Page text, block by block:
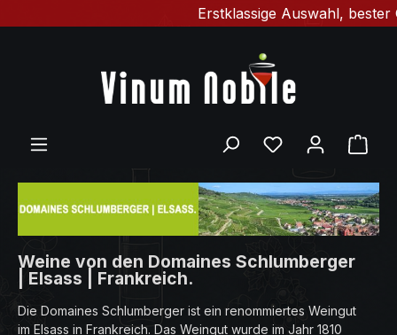
Erstklassige Auswahl, bester
Du hast 0
Weine von den Domaines Schlumberger
| Elsass | Frankreich.
Die Domaines Schlumberger ist ein renommiertes Weingut
im Elsass in Frankreich. Das Weingut wurde im Jahr 1810